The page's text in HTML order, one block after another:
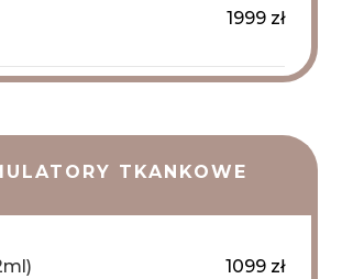
1999 zł
TKANKOWE
1099 zł